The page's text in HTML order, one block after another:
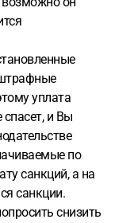
уплата
и Вы
по
санкций, а на
санкции.
снизить